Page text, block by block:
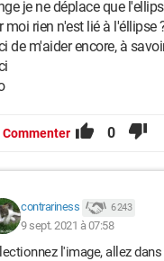
je ne déplace que
moi rien n'est lié à l'éllipse
de m'aider encore, à
Commenter 0
contrariness 6 243
9 sept. 2021 à 07:58
l'image, allez